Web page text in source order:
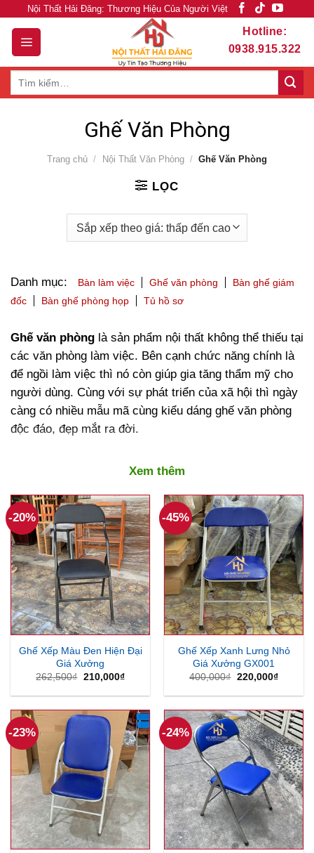
content
Nội Thất Hải Đăng: Thương Hiệu Của Người Việt
Hotline:
0938.915.322
Ghế Văn Phòng
Trang chủ / Nội Thất Văn Phòng / Ghế Văn Phòng
LỌC
Danh mục: Bàn làm việc Ghế văn phòng
Bàn ghế giám
đốc
Bàn ghế phòng họp Tủ hồ sơ
Ghế văn phòng là sản phẩm nội thất không thể thiếu tại
các văn phòng làm việc. Bên cạnh chức năng chính là
để ngồi làm việc thì nó còn giúp gia tăng thẩm mỹ cho
người dùng. Cùng với sự phát triển của xã hội thì ngày
càng có nhiều mẫu mã cùng kiểu dáng ghế văn phòng
độc đáo, đẹp mắt ra đời.
chuyên sản xuất, cung cấp sỉ & lẻ
được khách hàng quan tâm với hơn 100 mẫu khác
nhau. Nhiều loại ghế dành cho văn phòng công ty, cơ
quan, nơi kinh doanh, làm việc tại nhà,… với số lượng
lớn đáp ứng tất cả nhu cầu khách hàng.
Xem thêm
-20%
Ghế Xếp Màu Đen Hiện Đại
Giá Xưởng
262,500₫ Giá
là:
210,000₫Giá
tại
210,000₫.
-45%
Ghế Xếp Xanh Lưng Nhỏ
Giá Xưởng GX001
400,000₫ Giá
là:
220,000₫Giá
tại
-23% -24%